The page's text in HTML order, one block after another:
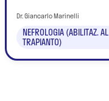
NEFROLOGIA (ABILITAZ. AL
TRAPIANTO)
Dr. Giancarlo Marinelli